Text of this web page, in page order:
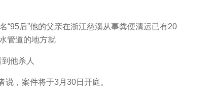
后”他的父亲在浙江慈溪从事粪便清运已有20
管道的地方就
他杀人
，案件将于3月30日开庭。